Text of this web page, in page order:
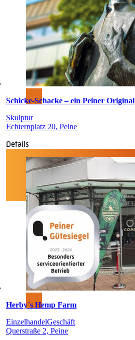
Schicke-Schacke – ein Peiner Original
Skulptur
Echternplatz 20, Peine
Details
Herby´s Hemp Farm
EinzelhandelGeschäft
Querstraße 2, Peine